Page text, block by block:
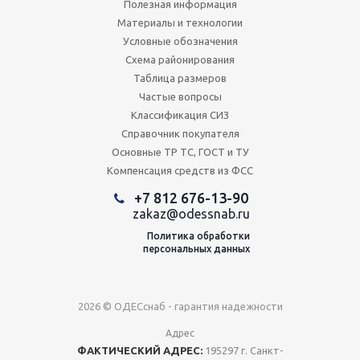
Полезная информация
Материалы и технологии
Условные обозначения
Схема районирования
Таблица размеров
Частые вопросы
Классификация СИЗ
Справочник покупателя
Основные ТР ТС, ГОСТ и ТУ
Компенсация средств из ФСС
+7 812 676-13-90
zakaz@odessnab.ru
Политика обработки
персональных данных
2026 © ОДЕСснаб - гарантия надежности
Адрес
ФАКТИЧЕСКИЙ АДРЕС:195297 г. Санкт-